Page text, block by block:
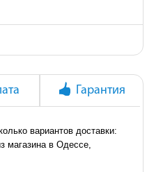
Гарантия
вариантов доставки:
магазина в Одессе,